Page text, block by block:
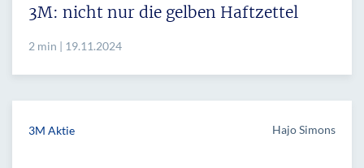
3M: nicht nur die gelben Haftzettel
2 min | 19.11.2024
3M Aktie Hajo Simons